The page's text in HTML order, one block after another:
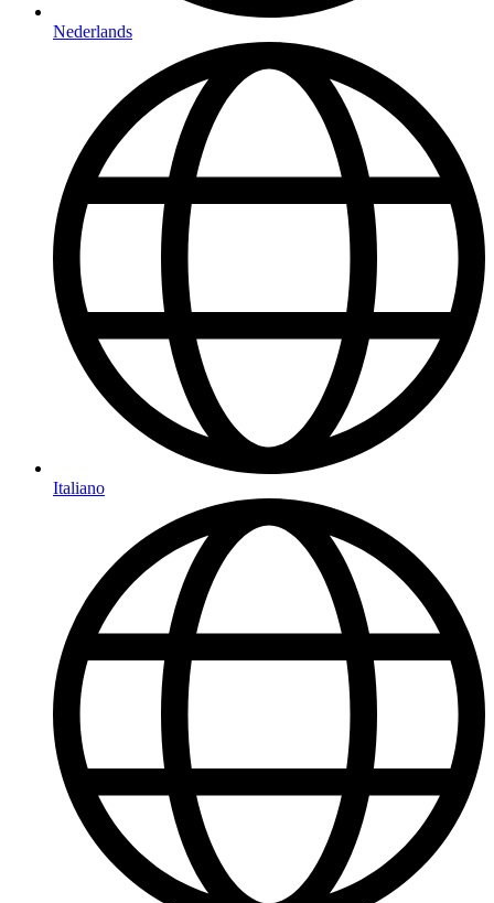
Nederlands
Italiano